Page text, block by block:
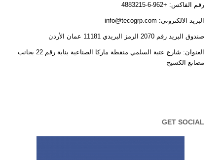
رقم الفاكس: +962-6-4883215
البريد الالكتروني: info@tecogrp.com
صندوق البريد رقم 2070 الرمز البريدي 11181 عمان الأردن
العنوان: شارع عتبة السلمي منقطة ماركا الصناعية بناية رقم 22 بجانب
مصانع الكسيح
GET SOCIAL